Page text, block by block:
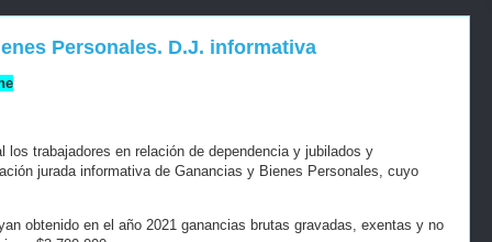
Personales. D.J. informativa
los trabajadores en relación de dependencia y jubilados y
jurada informativa de Ganancias y Bienes Personales, cuyo
obtenido en el año 2021 ganancias brutas gravadas, exentas y no